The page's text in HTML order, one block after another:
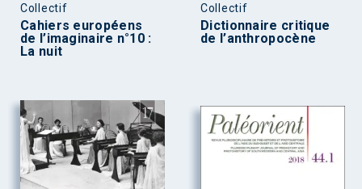
Collectif
Cahiers européens
de l’imaginaire n°10 :
La nuit
Collectif
Dictionnaire critique
de l’anthropocène